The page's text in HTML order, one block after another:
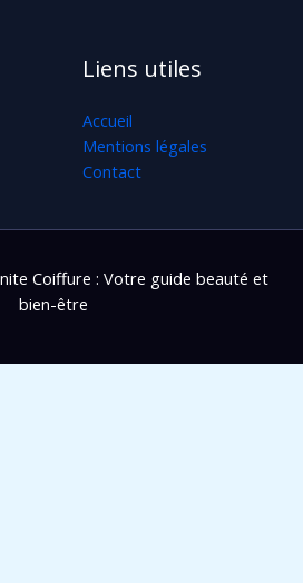
Liens utiles
Accueil
Mentions légales
Contact
Coiffure : Votre guide beauté et
bien-être